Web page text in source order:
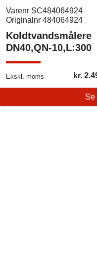
Varenr SC484064924
Originalnr 484064924
Koldtvandsmålere
DN40,QN-10,L:300
Ekskl. moms kr.
Se